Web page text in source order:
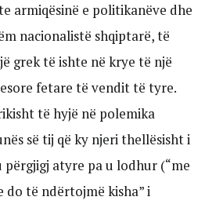
armiqësinë e politikanëve dhe
nacionalistë shqiptarë, të
grek të ishte në krye të një
fetare të vendit të tyre.
të hyjë në polemika
së tij që ky njeri thellësisht i
atyre pa u lodhur (“me
do të ndërtojmë kisha” i